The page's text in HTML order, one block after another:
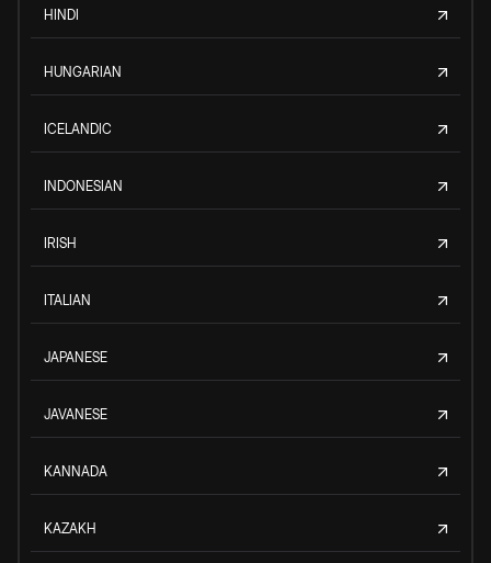
HINDI
HUNGARIAN
ICELANDIC
INDONESIAN
IRISH
ITALIAN
JAPANESE
JAVANESE
KANNADA
KAZAKH